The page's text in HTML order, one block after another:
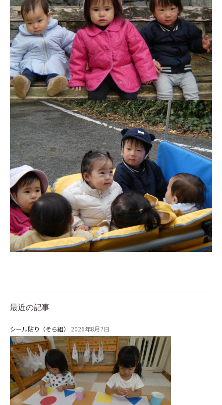
最近の記事
シール貼り（そら組） 2026年8月7日
お知らせ
今日の幼稚園
園児募集要項
教職員募集
園のこと
園舎案内
安⼼・安全対策
給⾷
教育と保育
美⽊多幼稚園の理想
園の1⽇
年間⾏事
預かり保育［ヒラソル ]